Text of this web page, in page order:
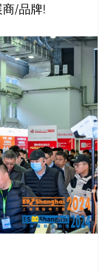
商/品牌!